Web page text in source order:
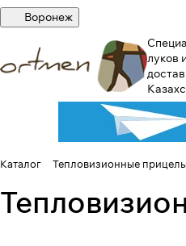
Воронеж
луков
Каталог Тепловизионные прицелы